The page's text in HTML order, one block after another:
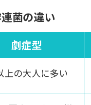
菌の違い
劇症型
上の大人に多い